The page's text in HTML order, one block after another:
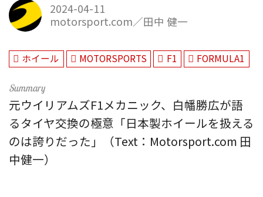
2024-04-11
motorsport.com／田中 健一
ホイール MOTORSPORTS F1 FORMULA1
元ウイリアムズF1メカニック、白幡勝広が語
るタイヤ交換の極意「日本製ホイールを扱える
のは誇りだった」（Text：Motorsport.com 田
中健一）